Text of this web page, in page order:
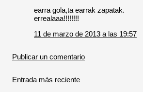
earra gola,ta earrak zapatak.
errealaaa!!!!!!!!
11 de marzo de 2013 a las 19:57
Publicar un comentario
Entrada más reciente